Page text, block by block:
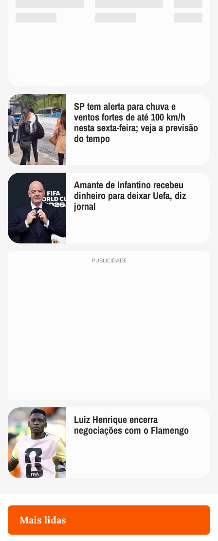
SP tem alerta para chuva e
ventos fortes de até 100 km/h
nesta sexta-feira; veja a previsão
do tempo
Amante de Infantino recebeu
dinheiro para deixar Uefa, diz
jornal
PUBLICIDADE
Luiz Henrique encerra
negociações com o Flamengo
Mais lidas